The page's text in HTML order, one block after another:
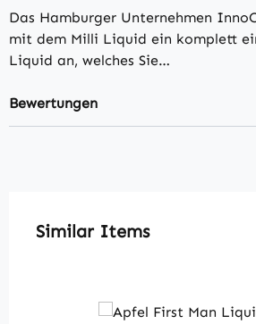
Das Hamburger Unternehmen
mit dem Milli Liquid ein komplett
Liquid an, welches Sie…
Bewertungen
Produktgalerie überspringen
Similar Items